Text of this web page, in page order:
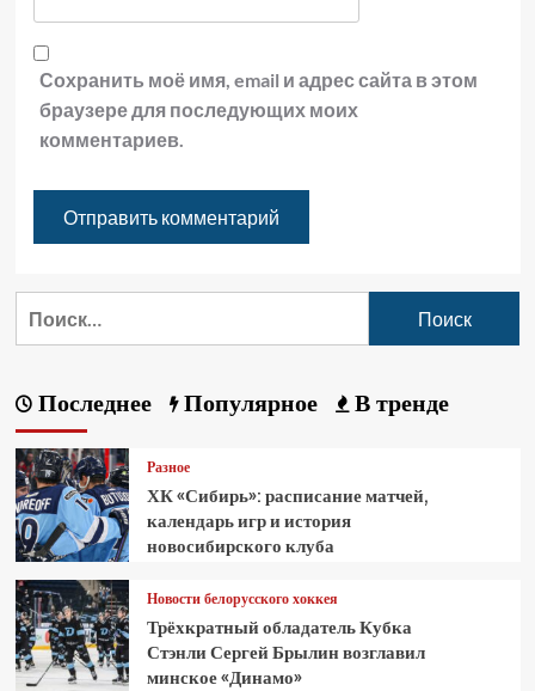
Сохранить моё имя, email и адрес сайта в этом
браузере для последующих моих
комментариев.
Последнее Популярное В тренде
Разное
ХК «Сибирь»: расписание матчей,
календарь игр и история
новосибирского клуба
Новости белорусского хоккея
Трёхкратный обладатель Кубка
Стэнли Сергей Брылин возглавил
минское «Динамо»